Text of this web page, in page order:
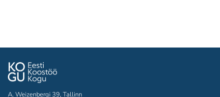
A. Weizenbergi 39, Tallinn